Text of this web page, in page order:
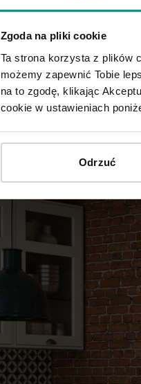
Zgoda na pliki cookie
Ta strona korzysta z plików
możemy zapewnić Tobie
na to zgodę, klikając
cookie w ustawieniach
Odrzuć